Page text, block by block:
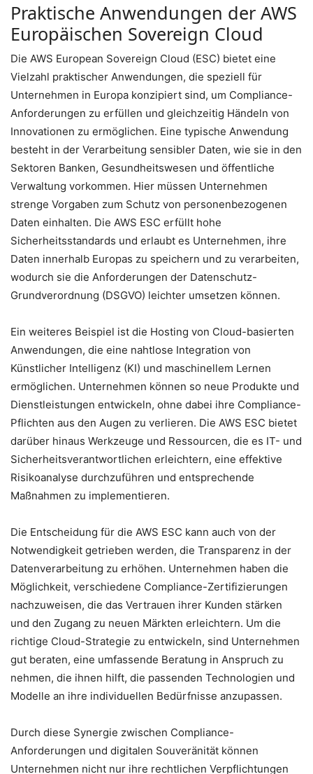
Praktische Anwendungen der AWS
Europäischen Sovereign Cloud
Die AWS European Sovereign Cloud (ESC) bietet eine
Vielzahl praktischer Anwendungen, die speziell für
Unternehmen in Europa konzipiert sind, um Compliance-
Anforderungen zu erfüllen und gleichzeitig Händeln von
Innovationen zu ermöglichen. Eine typische Anwendung
besteht in der Verarbeitung sensibler Daten, wie sie in den
Sektoren Banken, Gesundheitswesen und öffentliche
Verwaltung vorkommen. Hier müssen Unternehmen
strenge Vorgaben zum Schutz von personenbezogenen
Daten einhalten. Die AWS ESC erfüllt hohe
Sicherheitsstandards und erlaubt es Unternehmen, ihre
Daten innerhalb Europas zu speichern und zu verarbeiten,
wodurch sie die Anforderungen der Datenschutz-
Grundverordnung (DSGVO) leichter umsetzen können.
Ein weiteres Beispiel ist die Hosting von Cloud-basierten
Anwendungen, die eine nahtlose Integration von
Künstlicher Intelligenz (KI) und maschinellem Lernen
ermöglichen. Unternehmen können so neue Produkte und
Dienstleistungen entwickeln, ohne dabei ihre Compliance-
Pflichten aus den Augen zu verlieren. Die AWS ESC bietet
darüber hinaus Werkzeuge und Ressourcen, die es IT- und
Sicherheitsverantwortlichen erleichtern, eine effektive
Risikoanalyse durchzuführen und entsprechende
Maßnahmen zu implementieren.
Die Entscheidung für die AWS ESC kann auch von der
Notwendigkeit getrieben werden, die Transparenz in der
Datenverarbeitung zu erhöhen. Unternehmen haben die
Möglichkeit, verschiedene Compliance-Zertifizierungen
nachzuweisen, die das Vertrauen ihrer Kunden stärken
und den Zugang zu neuen Märkten erleichtern. Um die
richtige Cloud-Strategie zu entwickeln, sind Unternehmen
gut beraten, eine umfassende Beratung in Anspruch zu
nehmen, die ihnen hilft, die passenden Technologien und
Modelle an ihre individuellen Bedürfnisse anzupassen.
Durch diese Synergie zwischen Compliance-
Anforderungen und digitalen Souveränität können
Unternehmen nicht nur ihre rechtlichen Verpflichtungen